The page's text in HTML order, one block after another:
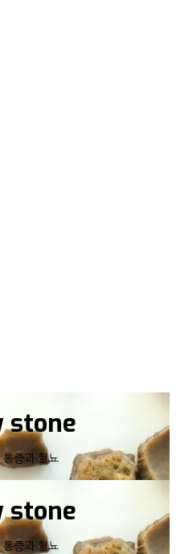
stone
증과 혈뇨
stone
증과 혈뇨